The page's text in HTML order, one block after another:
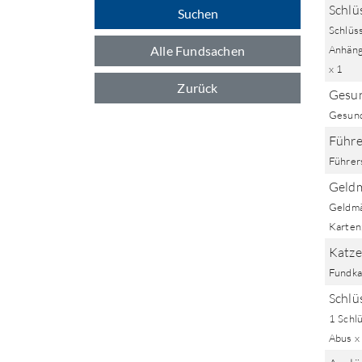
Suchen
Alle Fundsachen
Zurück
x 1
Katze
1
Abus x